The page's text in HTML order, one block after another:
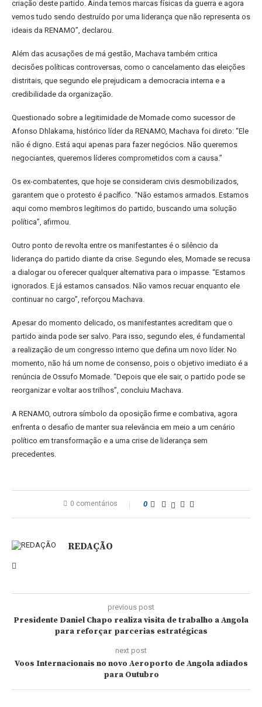
criação deste partido. Ainda temos marcas físicas da guerra e agora
vemos tudo sendo destruído por uma liderança que não representa os
ideais da RENAMO”, declarou.
Além das acusações de má gestão, Machava também critica
decisões políticas controversas, como o cancelamento das eleições
distritais, que segundo ele prejudicam a democracia interna e a
credibilidade da organização.
Questionado sobre a legitimidade de Momade como sucessor de
Afonso Dhlakama, histórico líder da RENAMO, Machava foi direto: “Ele
não é digno. Está aqui apenas para fazer negócios. Não queremos
negociantes, queremos líderes comprometidos com a causa.”
Os ex-combatentes, que hoje se consideram civis desmobilizados,
garantem que o protesto é pacífico. “Não estamos armados. Estamos
aqui como membros legítimos do partido, buscando uma solução
política”, afirmou.
Outro ponto de revolta entre os manifestantes é o silêncio da
liderança do partido diante da crise. Segundo eles, Momade se recusa
a dialogar ou oferecer qualquer alternativa para o impasse. “Estamos
ignorados. E já estamos cansados. Não vamos recuar enquanto ele
continuar no cargo”, reforçou Machava.
Apesar do momento delicado, os manifestantes acreditam que o
partido ainda pode ser salvo. Para isso, segundo eles, é fundamental
a realização de um congresso interno que defina um novo líder. No
momento, não há um nome de consenso, pois o objetivo imediato é a
renúncia de Ossufo Momade. “Depois que ele sair, o partido pode se
reorganizar e voltar aos trilhos”, concluiu Machava.
A RENAMO, outrora símbolo da oposição firme e combativa, agora
enfrenta o desafio de manter sua relevância em meio a um cenário
político em transformação e a uma crise de liderança sem
precedentes.
0 comentários 0
REDAÇÃO
previous post
Presidente Daniel Chapo realiza visita de trabalho a Angola
para reforçar parcerias estratégicas
next post
Voos Internacionais no novo Aeroporto de Angola adiados
para Outubro